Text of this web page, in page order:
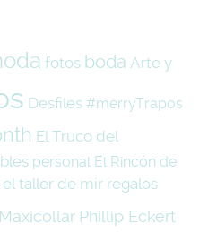
fotos boda Arte y
Desfiles #merryTrapos
El Truco del
personal El Rincón de
el taller de mir regalos
Maxicollar Phillip Eckert